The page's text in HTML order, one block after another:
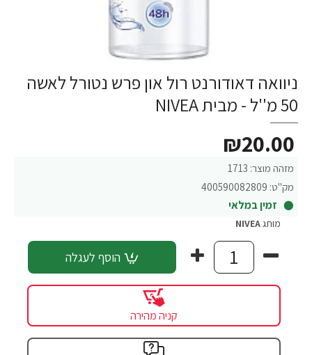
ניוואה דאודורנט רול און פרש נטורל לאשה
50 מ''ל - מבית NIVEA
מזהה מוצר: 1713
מק"ט: 400590082809
זמין במלאי
₪20.00
מותגNIVEA
הוסף לעגלה
קניה מהירה